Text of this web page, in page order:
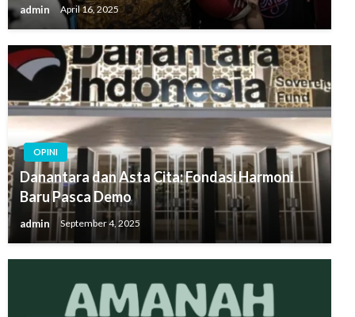
admin April 16, 2025
OPINI
Danantara dan Asta Cita: Fondasi Harmoni
Baru Pasca Demo
admin September 4, 2025